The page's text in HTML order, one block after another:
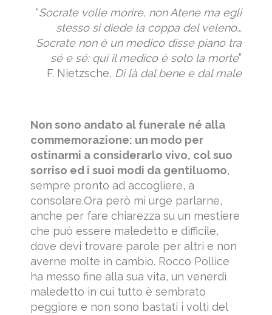
“Socrate volle morire, non Atene ma egli
stesso si diede la coppa del veleno…
Socrate non è un medico disse piano tra
sé e sé: qui il medico è solo la morte”
F. Nietzsche, Di là dal bene e dal male
Non sono andato al funerale né alla
commemorazione: un modo per
ostinarmi a considerarlo vivo, col suo
sorriso ed i suoi modi da gentiluomo,
sempre pronto ad accogliere, a
consolare.Ora però mi urge parlarne,
anche per fare chiarezza su un mestiere
che può essere maledetto e difficile,
dove devi trovare parole per altri e non
averne molte in cambio. Rocco Pollice
ha messo fine alla sua vita, un venerdì
maledetto in cui tutto è sembrato
peggiore e non sono bastati i volti del